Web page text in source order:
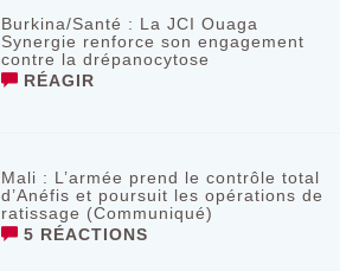
Burkina/Santé : La JCI Ouaga
Synergie renforce son engagement
contre la drépanocytose
RÉAGIR
Mali : L’armée prend le contrôle total
d’Anéfis et poursuit les opérations de
ratissage (Communiqué)
5 RÉACTIONS